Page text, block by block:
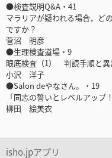
●検査説明Q&A・41
マラリアが疑われる場合，ど
ですか？
菅沼 明彦
●生理検査道場・9
眼底検査（1） 判読手順と異
小沢 洋子
●Salon deやなさん。・19
「同志の誓いとレベルアップ
柳田 絵美衣
isho.jpアプリ